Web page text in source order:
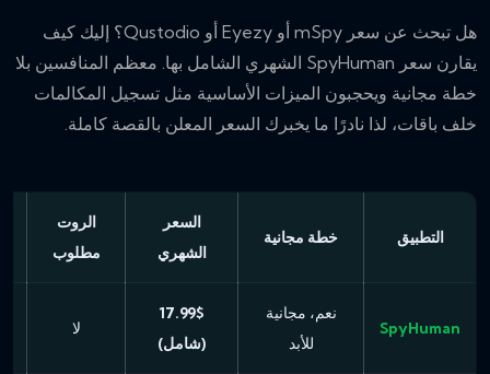
هل تبحث عن سعر mSpy أو Eyezy أو Qustodio؟ إليك كيف
يقارن سعر SpyHuman الشهري الشامل بها. معظم المنافسين بلا
خطة مجانية ويحجبون الميزات الأساسية مثل تسجيل المكالمات
خلف باقات، لذا نادرًا ما يخبرك السعر المعلن بالقصة كاملة.
التطبيق خطة مجانية
السعر
الشهري
الروت
مطلوب
SpyHuman
نعم، مجانية
للأبد
17.99$
(شامل)
لا